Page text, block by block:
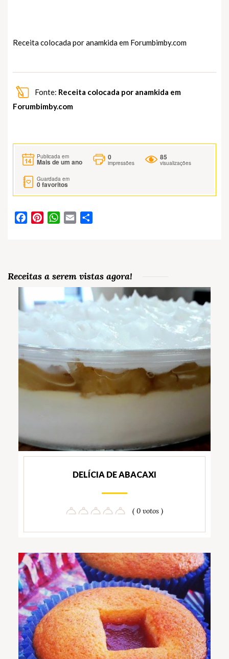
Receita colocada por anamkida em Forumbimby.com
Fonte: Receita colocada por anamkida em
Forumbimby.com
Publicada em
Mais de um ano
0
impressões
85
visualizações
Guardada em
0favoritos
FacebookPinterestWhatsApp
Email
Receitas a serem vistas agora!
DELÍCIA DE ABACAXI
( 0 votos )